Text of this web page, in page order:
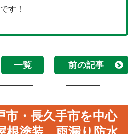
す！
一覧 前の記事
市・長久手市を中心